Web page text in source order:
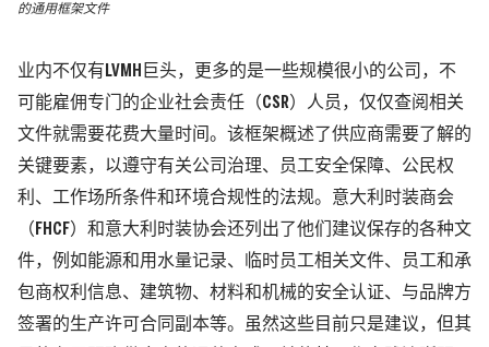
的通用框架文件
业内不仅有LVMH巨头，更多的是一些规模很小的公司，不
可能雇佣专门的企业社会责任 （CSR） 人员，仅仅查阅相关
文件就需要花费大量时间。该框架概述了供应商需要了解的
关键要素，以遵守有关公司治理、员工安全保障、公民权
利、工作场所条件和环境合规性的法规。意大利时装商会
（FHCF） 和意大利时装协会还列出了他们建议保存的各种文
件，例如能源和用水量记录、临时员工相关文件、员工和承
包商权利信息、建筑物、材料和机械的安全认证、与品牌方
签署的生产许可合同副本等。虽然这些目前只是建议，但其